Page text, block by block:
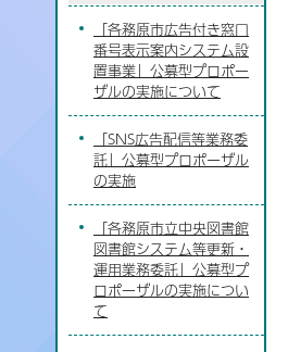
「各務原市広告付き窓口
番号表示案内システム設
置事業」公募型プロポー
ザルの実施について
「SNS広告配信等業務委
託」公募型プロポーザル
の実施
「各務原市立中央図書館
図書館システム等更新・
運用業務委託」公募型プ
ロポーザルの実施につい
て